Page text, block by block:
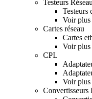
Testeurs
Testeurs
Voir plus
Cartes réseau
Cartes
Voir plus
CPL
Voir plus
Convertisseurs